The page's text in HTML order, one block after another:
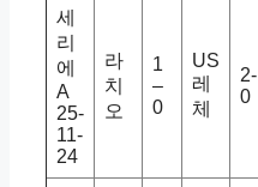
세
리
에
A
25-
11-
24
라
치
오
1
–
0
US
레
체
2-
0